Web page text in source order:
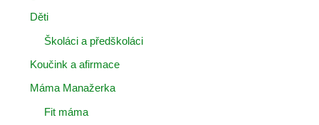
Děti
Školáci a předškoláci
Koučink a afirmace
Máma Manažerka
Fit máma